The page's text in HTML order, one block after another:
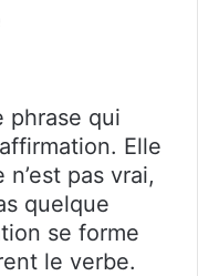
phrase qui
Elle
pas vrai,
quelque
se forme
le verbe.